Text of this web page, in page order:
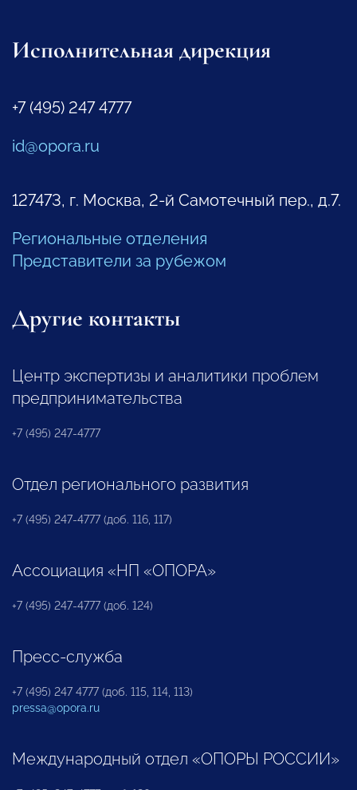
Исполнительная дирекция
+7 (495) 247 4777
id@opora.ru
127473, г. Москва, 2-й Самотечный пер., д.7.
Региональные отделения
Представители за рубежом
Другие контакты
Центр экспертизы и аналитики проблем
предпринимательства
+7 (495) 247-4777
Отдел регионального развития
+7 (495) 247-4777 (доб. 116, 117)
Ассоциация «НП «ОПОРА»
+7 (495) 247-4777 (доб. 124)
Пресс-служба
+7 (495) 247 4777 (доб. 115, 114, 113)
pressa@opora.ru
Международный отдел «ОПОРЫ РОССИИ»